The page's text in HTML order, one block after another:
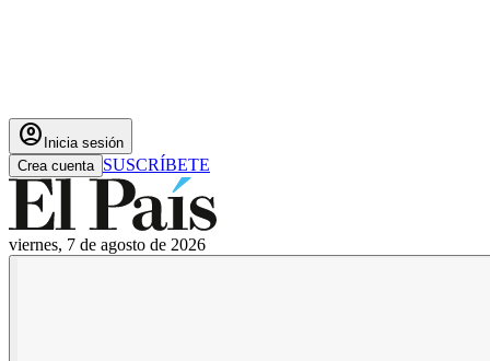
account_circle Inicia sesión
Crea cuenta SUSCRÍBETE
viernes, 7 de agosto de 2026